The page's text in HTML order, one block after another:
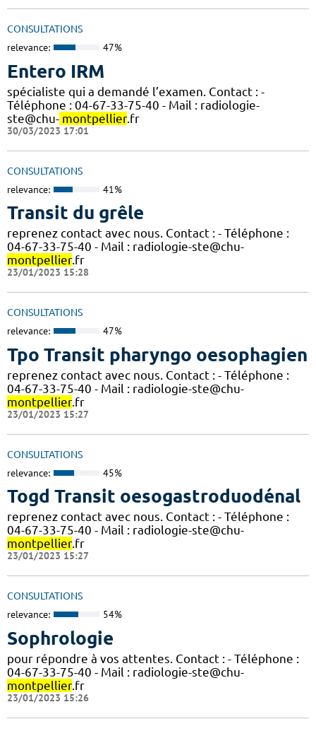
CONSULTATIONS
relevance: 47%
Entero IRM
spécialiste qui a demandé l’examen. Contact : -
Téléphone : 04-67-33-75-40 - Mail : radiologie-
ste@chu- montpellier.fr
30/03/2023 17:01
CONSULTATIONS
relevance: 41%
Transit du grêle
reprenez contact avec nous. Contact : - Téléphone :
04-67-33-75-40 - Mail : radiologie-ste@chu-
montpellier.fr
23/01/2023 15:28
CONSULTATIONS
relevance: 47%
Tpo Transit pharyngo oesophagien
reprenez contact avec nous. Contact : - Téléphone :
04-67-33-75-40 - Mail : radiologie-ste@chu-
montpellier.fr
23/01/2023 15:27
CONSULTATIONS
relevance: 45%
Togd Transit oesogastroduodénal
reprenez contact avec nous. Contact : - Téléphone :
04-67-33-75-40 - Mail : radiologie-ste@chu-
montpellier.fr
23/01/2023 15:27
CONSULTATIONS
relevance: 54%
Sophrologie
pour répondre à vos attentes. Contact : - Téléphone :
04-67-33-75-40 - Mail : radiologie-ste@chu-
montpellier.fr
23/01/2023 15:26